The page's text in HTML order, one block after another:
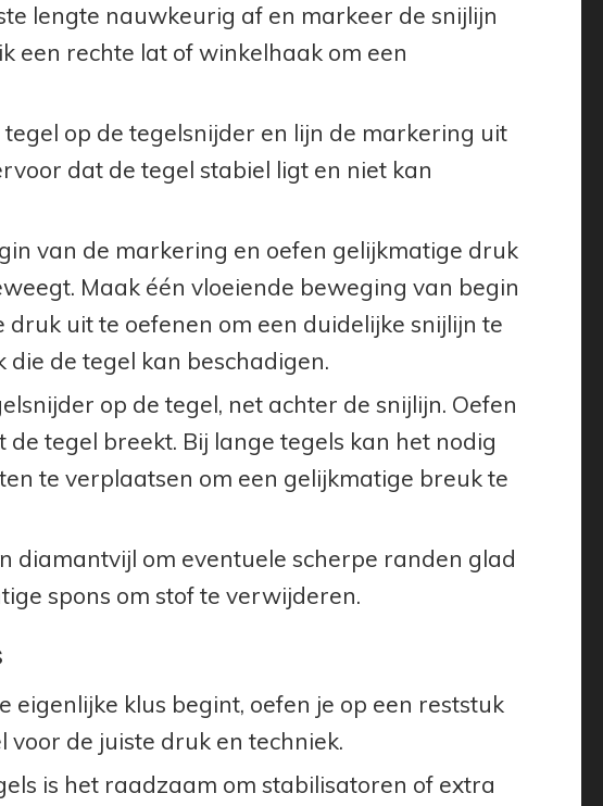
lengte nauwkeurig af en markeer de snijlijn
een rechte lat of winkelhaak om een
tegel op de tegelsnijder en lijn de markering uit
dat de tegel stabiel ligt en niet kan
van de markering en oefen gelijkmatige druk
Maak één vloeiende beweging van begin
uit te oefenen om een duidelijke snijlijn te
de tegel kan beschadigen.
op de tegel, net achter de snijlijn. Oefen
tegel breekt. Bij lange tegels kan het nodig
te verplaatsen om een gelijkmatige breuk te
diamantvijl om eventuele scherpe randen glad
spons om stof te verwijderen.
eigenlijke klus begint, oefen je op een reststuk
voor de juiste druk en techniek.
is het raadzaam om stabilisatoren of extra